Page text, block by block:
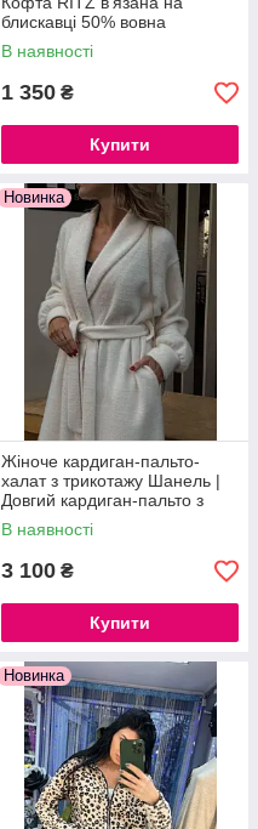
блискавці 50% вовна
В наявності
1 350 ₴
Купити
Новинка
Жіноче кардиган-пальто-
халат з трикотажу Шанель |
Довгий кардиган-пальто з
поясом oversize
В наявності
3 100 ₴
Купити
Новинка